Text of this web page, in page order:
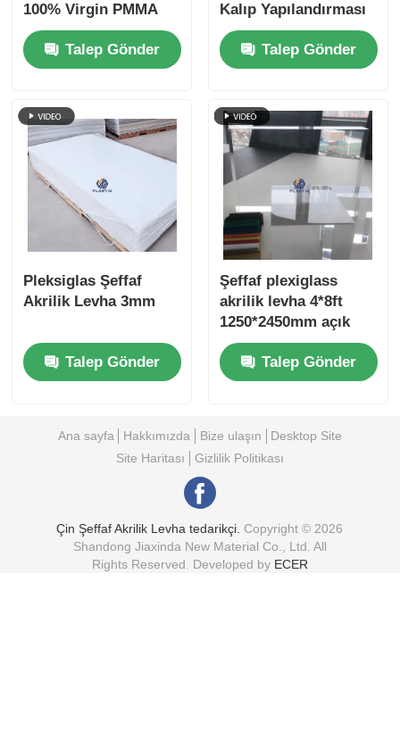
100% Virgin PMMA
Akrilik Yaprak
1220x2440mm
Talep Gönder
Kalıp Yapılandırması
Perakende Ekranları
için Hücre Kalıp
Üretimi
Talep Gönder
Pleksiglas Şeffaf
Akrilik Levha 3mm
Talep Gönder
Şeffaf plexiglass
akrilik levha 4*8ft
1250*2450mm açık
akrilik levha
Talep Gönder
Ana sayfa Hakkımızda Bize ulaşın
Desktop Site
Site Haritası
Gizlilik Politikası
Çin Şeffaf Akrilik Levha tedarikçi.Copyright © 2026
Shandong Jiaxinda New Material Co., Ltd. All
Rights Reserved. Developed by ECER